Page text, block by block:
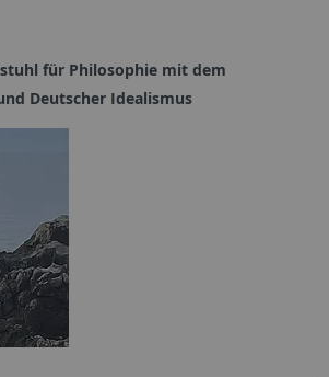
für Philosophie mit dem
Deutscher Idealismus